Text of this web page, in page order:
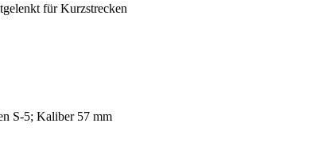
für Kurzstrecken
S-5; Kaliber 57 mm